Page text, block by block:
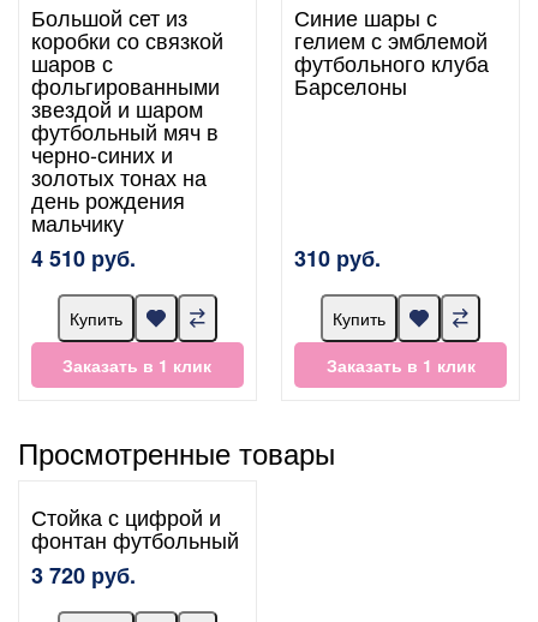
Большой сет из
коробки со связкой
шаров с
фольгированными
звездой и шаром
футбольный мяч в
черно-синих и
золотых тонах на
день рождения
мальчику
4 510 руб.
Купить
Заказать в 1 клик
Синие шары с
гелием с эмблемой
футбольного клуба
Барселоны
310 руб.
Купить
Заказать в 1 клик
Просмотренные товары
Стойка с цифрой и
фонтан футбольный
3 720 руб.